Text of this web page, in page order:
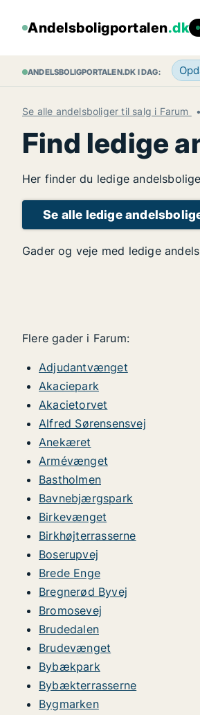
Andelsboligportalen.dk
ANDELSBOLIGPORTALEN.DK I DAG:
Se alle andelsboliger til salg i Farum
Find ledige
Her finder du ledige
Se alle ledige
Gader og veje med ledige
Flere gader i Farum:
Adjudantvænget
Akaciepark
Akacietorvet
Alfred Sørensensvej
Anekæret
Armévænget
Bastholmen
Bavnebjærgspark
Birkevænget
Birkhøjterrasserne
Boserupvej
Brede Enge
Bregnerød Byvej
Bromosevej
Brudedalen
Brudevænget
Bybækpark
Bybækterrasserne
Bygmarken